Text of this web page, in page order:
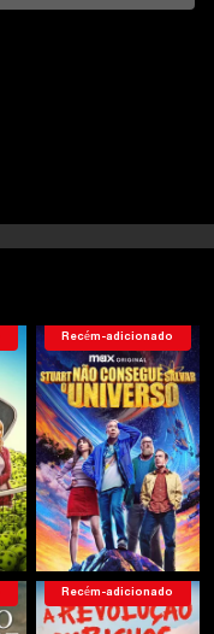
Recém-adicionado
Recém-adicionado